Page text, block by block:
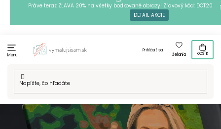
Práve teraz ZĽAVA 20% na všetky bodkované obrazy! Zľavový kód: DOT20
DETAIL AKCIE
Menu
Prihlásiť sa
Želania
KOŠÍK
Maľovanie podľa čísel